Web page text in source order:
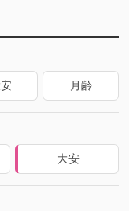
月齢
大安